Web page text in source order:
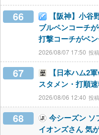
66
【阪神】小
ブルペンコーチ
打撃コーチがベ
2026/08/07 17:50
67
【日本ハム2
スタメン・打順
2026/08/06 12:40
68
今シーズン ソ
イオンズさん 気